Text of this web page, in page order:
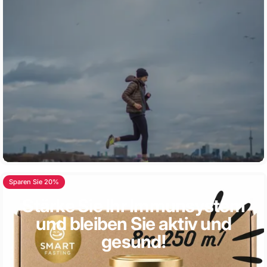
Stärke Sie Ihr Immunsystem
und bleiben Sie aktiv und
gesund!
4.0
Sparen Sie 20%